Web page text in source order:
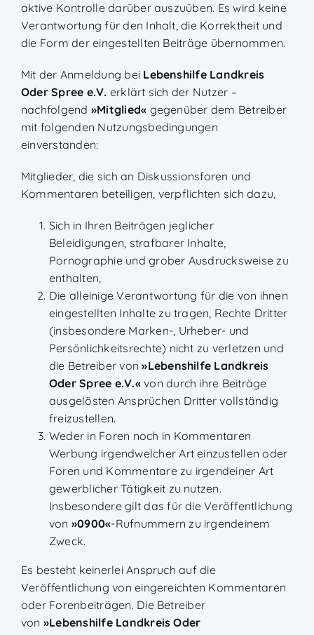
aktive Kontrolle darüber auszuüben. Es wird keine
Verantwortung für den Inhalt, die Korrektheit und
die Form der eingestellten Beiträge übernommen.
Mit der Anmeldung bei Lebenshilfe Landkreis
Oder Spree e.V. erklärt sich der Nutzer –
nachfolgend »Mitglied« gegenüber dem Betreiber
mit folgenden Nutzungsbedingungen
einverstanden:
Mitglieder, die sich an Diskussionsforen und
Kommentaren beteiligen, verpflichten sich dazu,
Sich in Ihren Beiträgen jeglicher
Beleidigungen, strafbarer Inhalte,
Pornographie und grober Ausdrucksweise zu
enthalten,
Die alleinige Verantwortung für die von ihnen
eingestellten Inhalte zu tragen, Rechte Dritter
(insbesondere Marken-, Urheber- und
Persönlichkeitsrechte) nicht zu verletzen und
die Betreiber von»Lebenshilfe Landkreis
Oder Spree e.V.«von durch ihre Beiträge
ausgelösten Ansprüchen Dritter vollständig
freizustellen.
Weder in Foren noch in Kommentaren
Werbung irgendwelcher Art einzustellen oder
Foren und Kommentare zu irgendeiner Art
gewerblicher Tätigkeit zu nutzen.
Insbesondere gilt das für die Veröffentlichung
von »0900«-Rufnummern zu irgendeinem
Zweck.
Es besteht keinerlei Anspruch auf die
Veröffentlichung von eingereichten Kommentaren
oder Forenbeiträgen. Die Betreiber
von »Lebenshilfe Landkreis Oder